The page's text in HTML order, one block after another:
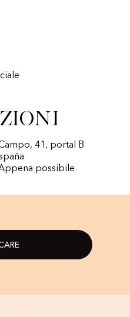
41, portal B
possibile